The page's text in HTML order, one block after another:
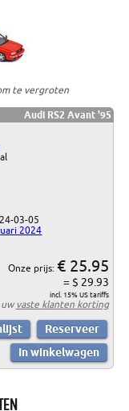
te vergroten
Audi RS2 Avant '95
03-05
2024
Onze prijs: € 25.95
= $ 29.93
incl. 15% US tariffs
uwvaste klanten korting